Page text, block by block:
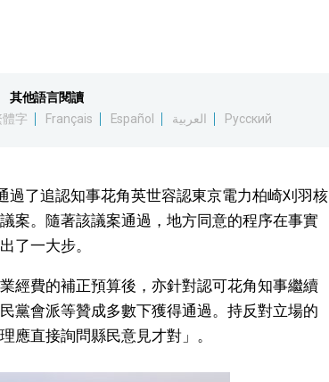
生活
東京
其他語言閱讀
體字
Français Español العربية Русский
過了追認知事花角英世容認東京電力柏崎刈羽核
案。隨著該議案通過，地方同意的程序在事實
了一大步。
經費的補正預算後，亦針對認可花角知事繼續
黨會派等贊成多數下獲得通過。持反對立場的
應直接詢問縣民意見才對」。